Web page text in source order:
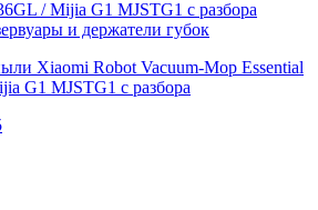
и держатели губок
Xiaomi Robot Vacuum-Mop Essential
G1 MJSTG1 с разбора